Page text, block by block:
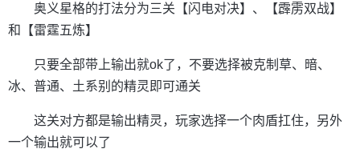
奥义星格的打法分为三关【闪电对决】、【霹雳双战】
和【雷霆五炼】
只要全部带上输出就ok了，不要选择被克制草、暗、
冰、普通、土系别的精灵即可通关
这关对方都是输出精灵，玩家选择一个肉盾扛住，另外
一个输出就可以了